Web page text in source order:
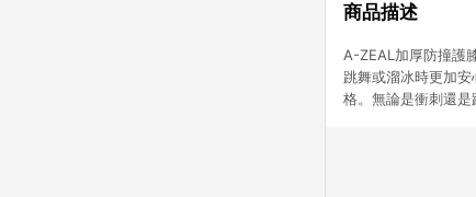
商品描述
A-ZEAL加厚防撞護
跳舞或溜冰時更加
格。無論是衝刺還是